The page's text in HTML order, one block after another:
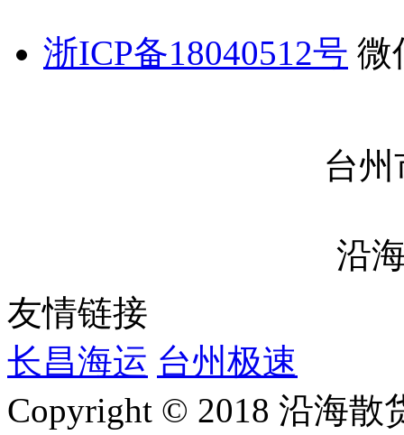
浙ICP备18040512号 微
台
沿
友情链接
长昌海运 台州极速
Copyright © 2018 沿海散